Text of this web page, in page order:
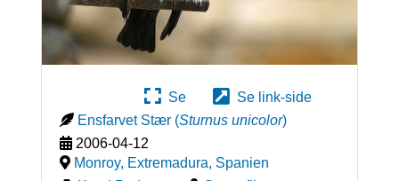
Se
Se link-side
Ensfarvet Stær (Sturnus unicolor)
2006-04-12
Monroy, Extremadura, Spanien